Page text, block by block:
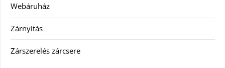
Webáruház
Zárnyitás
Zárszerelés zárcsere